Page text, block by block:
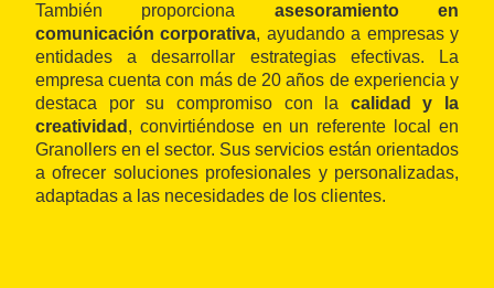
También proporciona asesoramiento en
comunicación corporativa, ayudando a empresas y
entidades a desarrollar estrategias efectivas. La
empresa cuenta con más de 20 años de experiencia y
destaca por su compromiso con la calidad y la
creatividad , convirtiéndose en un referente local en
Granollers en el sector. Sus servicios están orientados
a ofrecer soluciones profesionales y personalizadas,
adaptadas a las necesidades de los clientes.